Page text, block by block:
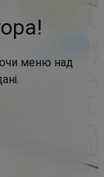
меню над